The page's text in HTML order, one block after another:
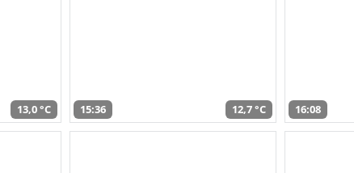
13,0 °C 15:36 12,7 °C 16:08